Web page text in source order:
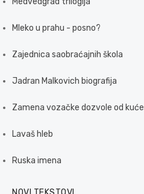
Mleko u prahu - posno?
Zajednica saobraćajnih škola
Jadran Malkovich biografija
Zamena vozačke dozvole od kuće
Lavaš hleb
Ruska imena